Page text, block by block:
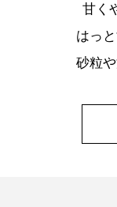
甘く
はっ
砂粒